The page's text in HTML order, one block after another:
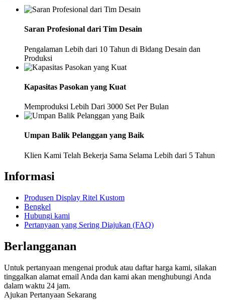
Saran Profesional dari Tim Desain
Pengalaman Lebih dari 10 Tahun di Bidang Desain dan
Produksi
Kapasitas Pasokan yang Kuat
Memproduksi Lebih Dari 3000 Set Per Bulan
Umpan Balik Pelanggan yang Baik
Klien Kami Telah Bekerja Sama Selama Lebih dari 5 Tahun
Informasi
Produsen Display Ritel Kustom
Bengkel
Hubungi kami
Pertanyaan yang Sering Diajukan (FAQ)
Berlangganan
Untuk pertanyaan mengenai produk atau daftar harga kami, silakan
tinggalkan alamat email Anda dan kami akan menghubungi Anda
dalam waktu 24 jam.
Ajukan Pertanyaan Sekarang